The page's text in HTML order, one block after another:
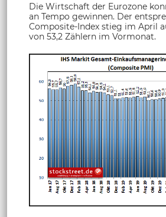
Die Wirtschaft der Eurozone
an Tempo gewinnen. Der
Composite-Index stieg im April
von 53,2 Zählern im Vormonat.